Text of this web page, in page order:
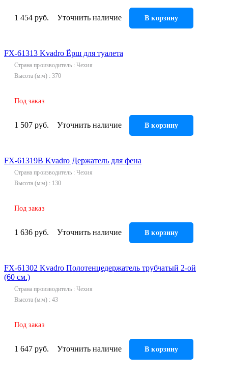
1 454 руб. Уточнить наличие В корзину
FX-61313 Kvadro Ёрш для туалета
Страна производитель
Чехия
Высота (мм)
370
Под заказ
1 507 руб. Уточнить наличие В корзину
FX-61319В Kvadro Держатель для фена
Страна производитель
Чехия
Высота (мм)
130
Под заказ
1 636 руб. Уточнить наличие В корзину
FX-61302 Kvadro Полотенцедержатель трубчатый 2-ой
(60 см.)
Страна производитель
Чехия
Высота (мм)
43
Под заказ
1 647 руб. Уточнить наличие В корзину